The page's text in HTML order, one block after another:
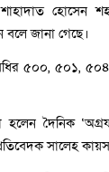
শাহাদাত
জানা গেছে।
৫০০, ৫০১,
দৈনিক
সালেহ